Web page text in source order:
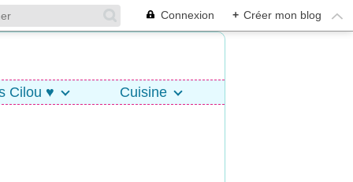
Connexion + Créer mon blog
Cilou ♥ Cuisine